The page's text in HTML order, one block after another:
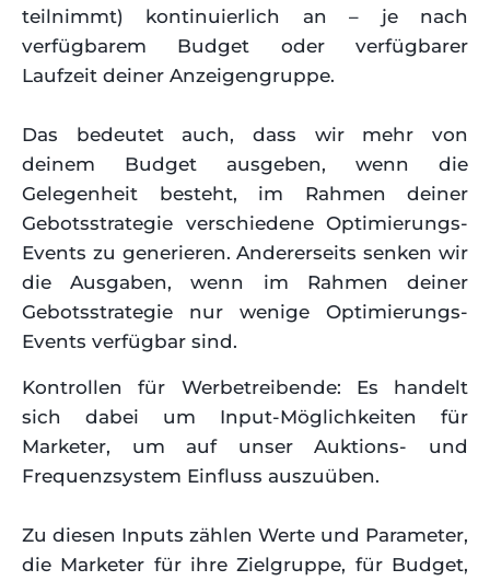
teilnimmt) kontinuierlich an – je nach
verfügbarem Budget oder verfügbarer
Laufzeit deiner Anzeigengruppe.
Das bedeutet auch, dass wir mehr von
deinem Budget ausgeben, wenn die
Gelegenheit besteht, im Rahmen deiner
Gebotsstrategie verschiedene Optimierungs-
Events zu generieren. Andererseits senken wir
die Ausgaben, wenn im Rahmen deiner
Gebotsstrategie nur wenige Optimierungs-
Events verfügbar sind.
Kontrollen für Werbetreibende: Es handelt
sich dabei um Input-Möglichkeiten für
Marketer, um auf unser Auktions- und
Frequenzsystem Einfluss auszuüben.
Zu diesen Inputs zählen Werte und Parameter,
die Marketer für ihre Zielgruppe, für Budget,